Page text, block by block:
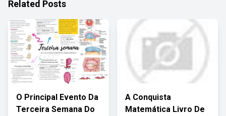
Related Posts
O Principal Evento Da
Terceira Semana Do
A Conquista
Matemática Livro De